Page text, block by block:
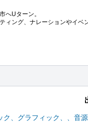
へUターン。
ィング、ナレーションやイ
ク 、グラフィック、 、音